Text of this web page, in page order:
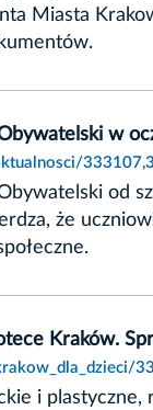
Miasta
w
od
że
Kraków.
i plastyczne,